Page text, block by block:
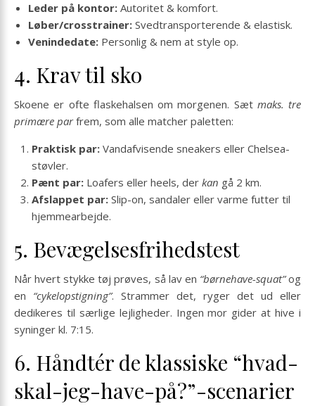
Leder på kontor: Autoritet & komfort.
Løber/crosstrainer: Svedtransporterende & elastisk.
Venindedate: Personlig & nem at style op.
4. Krav til sko
Skoene er ofte flaskehalsen om morgenen. Sæt maks. tre
primære parfrem, som alle matcher paletten:
Praktisk par: Vandafvisende sneakers eller Chelsea-
støvler.
Pænt par: Loafers eller heels, der kan gå 2 km.
Afslappet par: Slip-on, sandaler eller varme futter til
hjemmearbejde.
5. Bevægelsesfrihedstest
Når hvert stykke tøj prøves, så lav en “børnehave-squat”og
en “cykelopstigning”. Strammer det, ryger det ud eller
dedikeres til særlige lejligheder. Ingen mor gider at hive i
syninger kl. 7:15.
6. Håndtér de klassiske “hvad-
skal-jeg-have-på?”-scenarier